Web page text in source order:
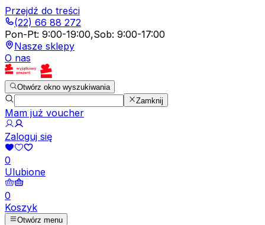
Przejdź do treści
(22) 66 88 272
Pon-Pt: 9:00-19:00,Sob: 9:00-17:00
Nasze sklepy
O nas
Otwórz okno wyszukiwania
Zamknij
Mam już voucher
Zaloguj się
0
Ulubione
0
Koszyk
Otwórz menu